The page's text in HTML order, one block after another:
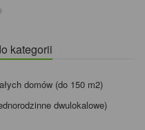
kategorii
domów (do 150 m2)
dwulokalowe)